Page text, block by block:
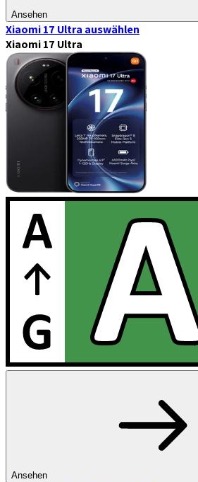
Ansehen
Xiaomi 17 Ultra auswählen
Xiaomi 17 Ultra
Ansehen